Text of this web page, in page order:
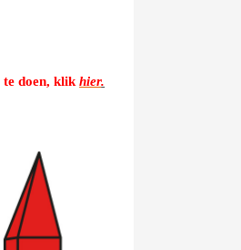
te doen, klikhier.